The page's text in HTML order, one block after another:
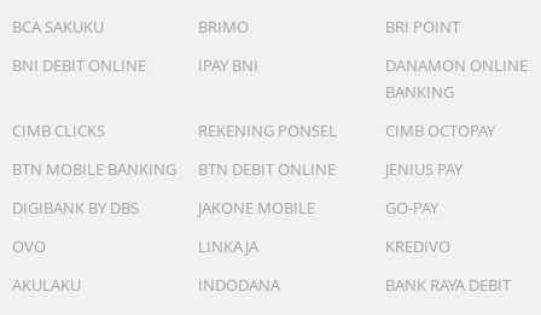
BCA SAKUKU
BRIMO
BRI POINT
BNI DEBIT ONLINE
IPAY BNI
DANAMON ONLINE
BANKING
CIMB CLICKS
REKENING PONSEL
CIMB OCTOPAY
BTN MOBILE BANKING
BTN DEBIT ONLINE
JENIUS PAY
DIGIBANK BY DBS
JAKONE MOBILE
GO-PAY
OVO
LINKAJA
KREDIVO
AKULAKU
INDODANA BANK RAYA DEBIT